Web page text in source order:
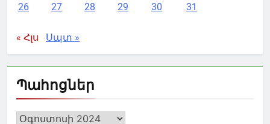
26
27 28 29 30 31
« Հլս Սպտ »
Պահոցներ
Պահոցներ